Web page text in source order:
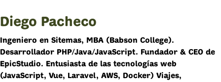
Diego Pacheco
Ingeniero en Sitemas, MBA (Babson College).
Desarrollador PHP/Java/JavaScript. Fundador & CEO de
EpicStudio. Entusiasta de las tecnologías web
(JavaScript, Vue, Laravel, AWS, Docker) Viajes,